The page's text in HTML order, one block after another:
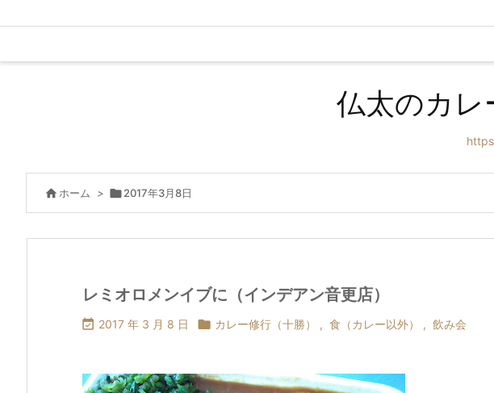
仏太のカレ
 ホーム > 2017年3月8日
レミオロメンイブに（インデアン音更店）
 2017 年 3 月 8 日  カレー修行（十勝） , 食（カレー以外） , 飲み会